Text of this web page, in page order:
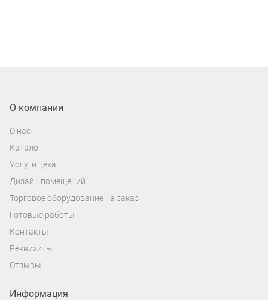
О компании
О нас
Каталог
Услуги цеха
Дизайн помещений
Торговое оборудование на заказ
Готовые работы
Контакты
Реквизиты
Отзывы
Информация